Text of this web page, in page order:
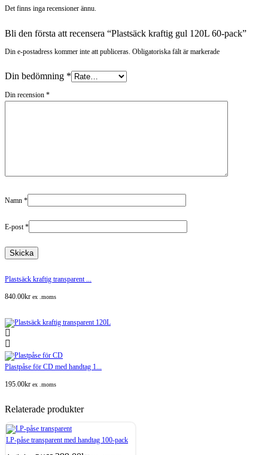
Det finns inga recensioner ännu.
Bli den första att recensera “Plastsäck kraftig gul 120L 60-pack”
Din e-postadress kommer inte att publiceras. Obligatoriska fält är markerade
Din bedömning *
Din recension *
Namn *
E-post*
Plastsäck kraftig transparent ...
840.00kr ex .moms
Plastpåse för CD med handtag 1...
195.00kr ex .moms
Relaterade produkter
LP-påse transparent med handtag 100-pack